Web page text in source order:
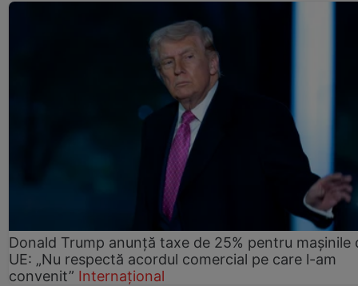
Donald Trump anunță taxe de 25% pentru mașinile
UE: „Nu respectă acordul comercial pe care l-am
convenit” Internațional